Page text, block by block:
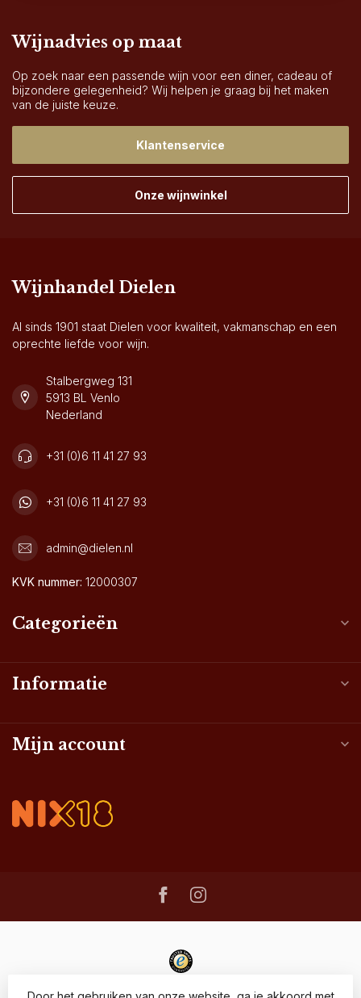
Wijnadvies op maat
Op zoek naar een passende wijn voor een diner, cadeau of
bijzondere gelegenheid? Wij helpen je graag bij het maken
van de juiste keuze.
Klantenservice
Onze wijnwinkel
Wijnhandel Dielen
Al sinds 1901 staat Dielen voor kwaliteit, vakmanschap en een
oprechte liefde voor wijn.
Stalbergweg 131
5913 BL Venlo
Nederland
+31 (0)6 11 41 27 93
+31 (0)6 11 41 27 93
admin@dielen.nl
KVK nummer: 12000307
Categorieën
Informatie
Mijn account